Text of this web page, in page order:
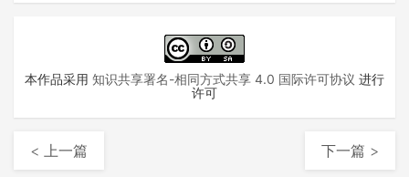
本作品采用 知识共享署名-相同方式共享 4.0 国际许可协议 进行
许可
< 上一篇 下一篇 >